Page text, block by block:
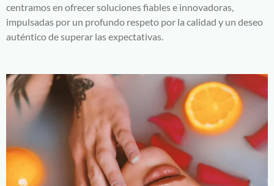
centramos en ofrecer soluciones fiables e innovadoras,
impulsadas por un profundo respeto por la calidad y un deseo
auténtico de superar las expectativas.